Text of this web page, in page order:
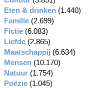
Eten & drinken (1.440)
Familie (2.699)
Fictie (6.083)
Liefde (2.865)
Maatschappij (6.634)
Mensen (10.170)
Natuur (1.754)
Poëzie (1.045)